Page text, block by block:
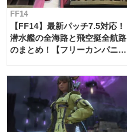
FF14
【FF14】最新パッチ7.5対応！
潜水艦の全海路と飛空挺全航路
のまとめ！【フリーカンパニ